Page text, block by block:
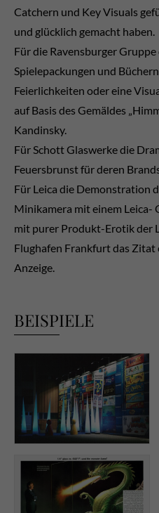
About us
Lorem ipsum dolor sit
elit.
Aenean commodo ligula
Cum sociis natoque
parturient montes,
quam felis, ultricies nec.
Catchern und Key Visuals
und glücklich gemacht haben.
Für die Ravensburger
Spielepackungen und
Feierlichkeiten oder eine
auf Basis des Gemäldes
Kandinsky.
Für Schott Glaswerke die
Feuersbrunst für deren
Für Leica die Demonstration
Minikamera mit einem Leica-
mit purer Produkt-Erotik der
Flughafen Frankfurt das
Anzeige.
BEISPIELE
RAVENSBURGER AG, „125
Jahre“, Fassadengestaltung,
Art Direction: Tom Ring,
Carola Pomnitz, 125 Jahre-
Logo: Steffi Brockschläger.
(Foto: Ravensburger)
SCHOTT GLASWERKE,
Mainz, „Pyran®“,
internationale